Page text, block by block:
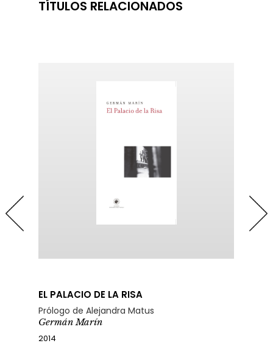
TÍTULOS RELACIONADOS
EL PALACIO DE LA RISA
Prólogo de Alejandra Matus
Germán Marín
2014